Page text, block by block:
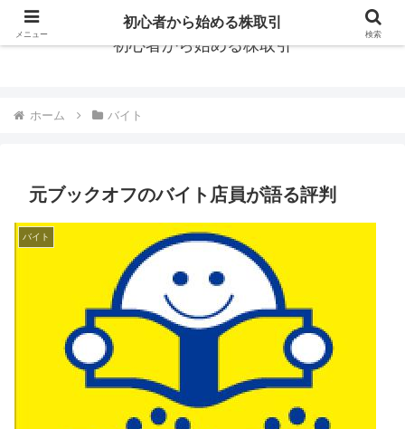
初心者から始める株取引
ホーム バイト
元ブックオフのバイト店員が語る評判
バイト
メニュー
初心者から始める株取引
検索